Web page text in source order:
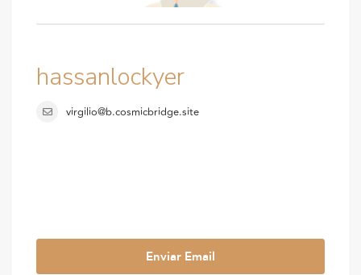
hassanlockyer
virgilio@b.cosmicbridge.site
Enviar Email